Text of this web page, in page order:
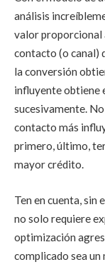
análisis
valor proporcional
contacto (o canal)
la conversión
influyente obtiene
sucesivamente.
contacto más
primero, último,
mayor crédito.
Ten en cuenta, sin
no solo requiere
optimización
complicado sea un